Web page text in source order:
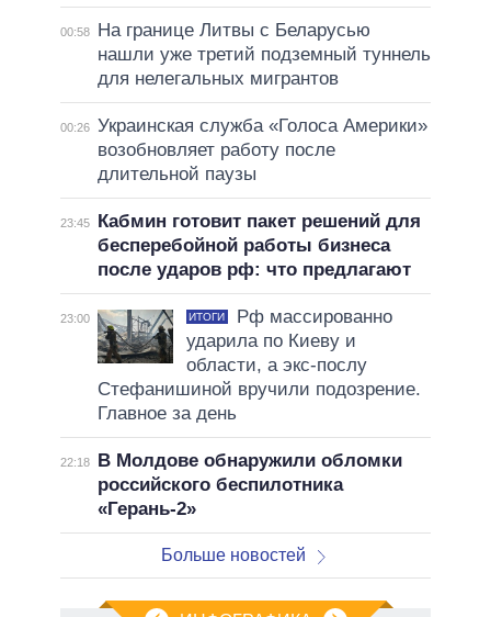
00:58
На границе Литвы с Беларусью
нашли уже третий подземный туннель
для нелегальных мигрантов
00:26 Украинская служба «Голоса Америки»
возобновляет работу после
длительной паузы
23:45
Кабмин готовит пакет решений для
бесперебойной работы бизнеса
после ударов рф: что предлагают
23:00 ИТОГИ
Рф массированно
ударила по Киеву и
области, а экс-послу
Стефанишиной вручили подозрение.
Главное за день
22:18
В Молдове обнаружили обломки
российского беспилотника
«Герань-2»
Больше новостей